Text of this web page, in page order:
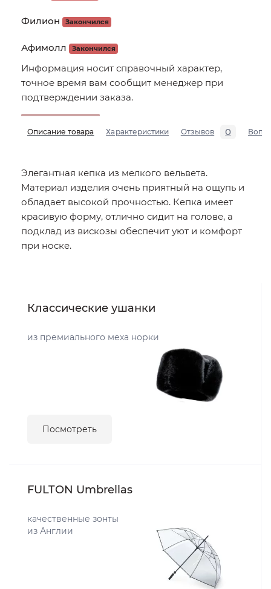
Филион Закончился
Афимолл Закончился
Информация носит справочный характер,
точное время вам сообщит менеджер при
подтверждении заказа.
Описание товара Характеристики Отзывов 0
Элегантная кепка из мелкого вельвета.
Материал изделия очень приятный на ощупь и
обладает высокой прочностью. Кепка имеет
красивую форму, отлично сидит на голове, а
подклад из вискозы обеспечит уют и комфорт
при носке.
Классические ушанки
из премиального меха норки
Посмотреть
FULTON Umbrellas
качественные зонты
из Англии